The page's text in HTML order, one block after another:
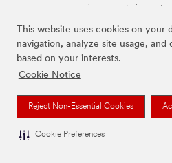
This website uses cookies on your
navigation, analyze site usage,
based on your interests.
Cookie Notice
Reject Non-Essential Cookies
Cookie Preferences
Las marcas mencionadas anteriormente